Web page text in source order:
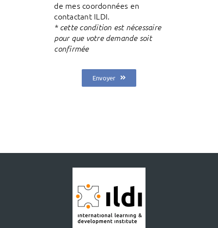
de mes coordonnées en
contactant ILDI.
* cette condition est nécessaire
pour que votre demande soit
confirmée
Envoyer